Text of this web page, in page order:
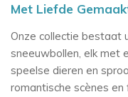
Met Liefde
Onze collectie bestaat
sneeuwbollen, elk met
speelse dieren en
romantische scènes